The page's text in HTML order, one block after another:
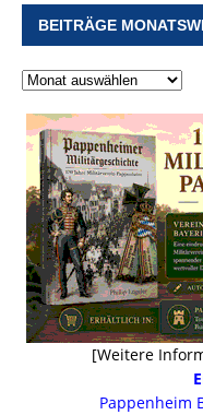
BEITRÄGE
[Weitere
Pappenheim